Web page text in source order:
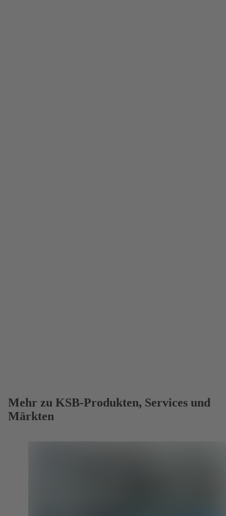
Mehr zu KSB-Produkten, Services und
Märkten